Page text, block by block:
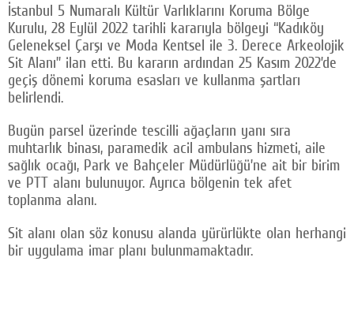
İstanbul 5 Numaralı Kültür Varlıklarını Koruma Bölge
Kurulu, 28 Eylül 2022 tarihli kararıyla bölgeyi “Kadıköy
Geleneksel Çarşı ve Moda Kentsel ile 3. Derece Arkeolojik
Sit Alanı” ilan etti. Bu kararın ardından 25 Kasım 2022’de
geçiş dönemi koruma esasları ve kullanma şartları
belirlendi.
Bugün parsel üzerinde tescilli ağaçların yanı sıra
muhtarlık binası, paramedik acil ambulans hizmeti, aile
sağlık ocağı, Park ve Bahçeler Müdürlüğü’ne ait bir birim
ve PTT alanı bulunuyor. Ayrıca bölgenin tek afet
toplanma alanı.
Sit alanı olan söz konusu alanda yürürlükte olan herhangi
bir uygulama imar planı bulunmamaktadır.